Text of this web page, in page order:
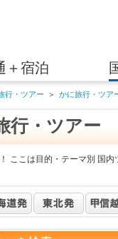
＋宿泊
行・ツアー ＞ かに旅行・ツア
行・ツアー
ここは目的・テーマ別 国